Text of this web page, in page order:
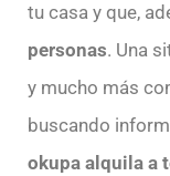
tu casa y que,
personas. Una
y mucho más
buscando
okupa alquila a